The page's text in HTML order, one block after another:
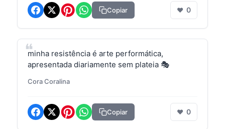
Copiar ❤ 0
minha resistência é arte performática,
apresentada diariamente sem plateia 🎭
Cora Coralina
Copiar ❤ 0